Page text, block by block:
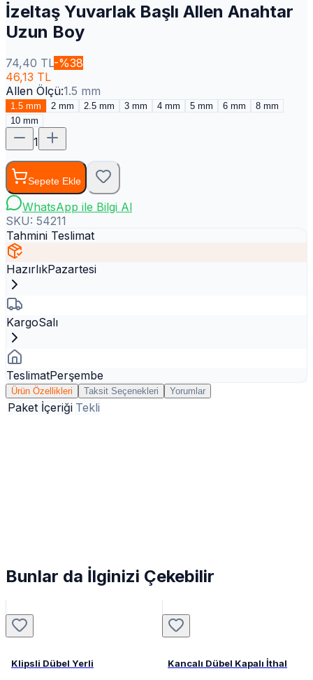
İzeltaş Yuvarlak Başlı Allen Anahtar
Uzun Boy
74,40 TL-%38
46,13 TL
Allen Ölçü:1.5 mm
1.5 mm 2 mm 2.5 mm 3 mm 4 mm 5 mm 6 mm
8 mm
10 mm
1
Sepete Ekle
WhatsApp ile Bilgi Al
SKU: 54211
Tahmini Teslimat
HazırlıkPazartesi
KargoSalı
TeslimatPerşembe
Ürün Özellikleri Taksit Seçenekleri Yorumlar
Paket İçeriği Tekli
Bunlar da İlginizi Çekebilir
Klipsli Dübel Yerli Kancalı Dübel Kapalı İthal